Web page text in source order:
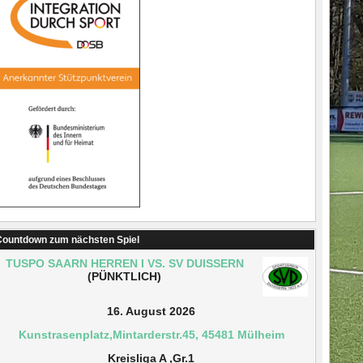
zum nächsten Spiel
TUSPO SAARN HERREN I VS. SV DUISSERN
(PÜNKTLICH)
16. August 2026
Kunstrasenplatz,Mintarderstr.45, 45481 Mülheim
Kreisliga A ,Gr.1